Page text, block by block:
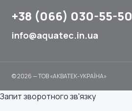
+38 (066) 030-55-50
info@aquatec.in.ua
© 2026 — ТОВ «АКВАТЕК-УКРАЇНА»
Запит зворотного зв'язку